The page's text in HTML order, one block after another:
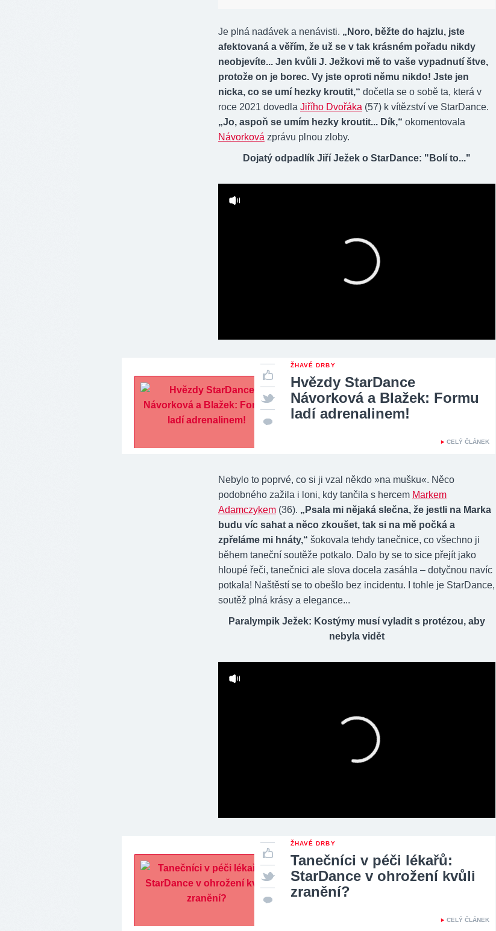
Je plná nadávek a nenávisti. „Noro, běžte do hajzlu, jste
afektovaná a věřím, že už se v tak krásném pořadu nikdy
neobjevíte... Jen kvůli J. Ježkovi mě to vaše vypadnutí štve,
protože on je borec. Vy jste oproti němu nikdo! Jste jen
nicka, co se umí hezky kroutit,“ dočetla se o sobě ta, která v
roce 2021 dovedla Jiřího Dvořáka (57) k vítězství ve StarDance.
„Jo, aspoň se umím hezky kroutit... Dík,“ okomentovala
Návorková zprávu plnou zloby.
Dojatý odpadlík Jiří Ježek o StarDance: "Bolí to..."
ŽHAVÉ DRBY
Hvězdy StarDance
Návorková a Blažek: Formu
ladí adrenalinem!
CELÝ ČLÁNEK
Nebylo to poprvé, co si ji vzal někdo »na mušku«. Něco
podobného zažila i loni, kdy tančila s hercem Markem
Adamczykem (36). „Psala mi nějaká slečna, že jestli na Marka
budu víc sahat a něco zkoušet, tak si na mě počká a
zpřeláme mi hnáty,“ šokovala tehdy tanečnice, co všechno ji
během taneční soutěže potkalo. Dalo by se to sice přejít jako
hloupé řeči, tanečnici ale slova docela zasáhla – dotyčnou navíc
potkala! Naštěstí se to obešlo bez incidentu. I tohle je StarDance,
soutěž plná krásy a elegance...
Paralympik Ježek: Kostýmy musí vyladit s protézou, aby
nebyla vidět
ŽHAVÉ DRBY
Tanečníci v péči lékařů:
StarDance v ohrožení kvůli
zranění?
CELÝ ČLÁNEK